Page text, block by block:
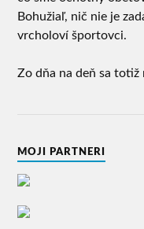
Bohužiaľ, nič nie je
vrcholoví športovci.
Zo dňa na deň sa
MOJI PARTNERI